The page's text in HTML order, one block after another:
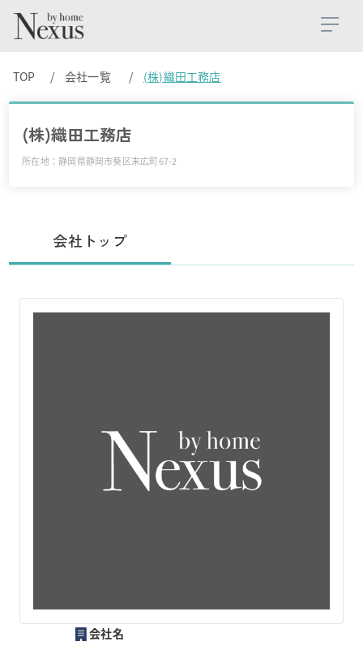
TOP 会社一覧 (株)織田工務店
(株)織田工務店
所在地：静岡県静岡市葵区末広町67-2
会社トップ
会社名